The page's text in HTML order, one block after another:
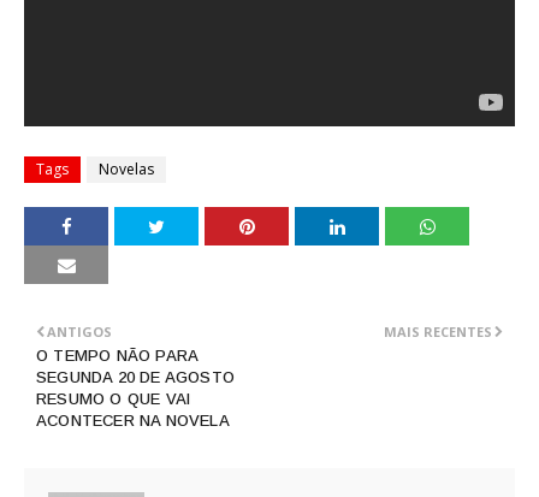
Tags Novelas
MAIS RECENTES
ANTIGOS
O TEMPO NÃO PARA
SEGUNDA 20 DE AGOSTO
RESUMO O QUE VAI
ACONTECER NA NOVELA